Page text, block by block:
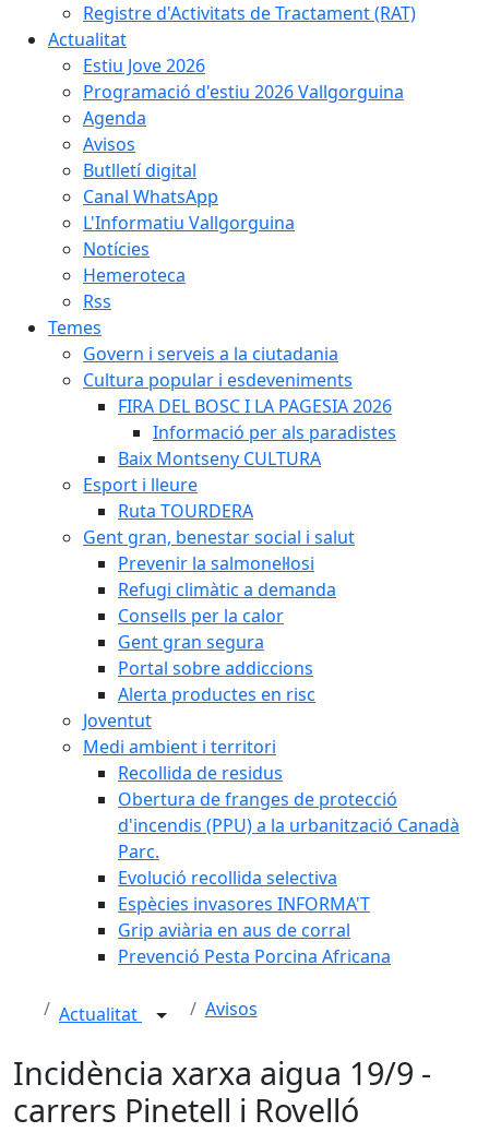
Registre d'Activitats de Tractament (RAT)
Actualitat
Estiu Jove 2026
Programació d'estiu 2026 Vallgorguina
Agenda
Avisos
Butlletí digital
Canal WhatsApp
L'Informatiu Vallgorguina
Notícies
Hemeroteca
Rss
Temes
Govern i serveis a la ciutadania
Cultura popular i esdeveniments
FIRA DEL BOSC I LA PAGESIA 2026
Informació per als paradistes
Baix Montseny CULTURA
Esport i lleure
Ruta TOURDERA
Gent gran, benestar social i salut
Prevenir la salmonel·losi
Refugi climàtic a demanda
Consells per la calor
Gent gran segura
Portal sobre addiccions
Alerta productes en risc
Joventut
Medi ambient i territori
Recollida de residus
Obertura de franges de protecció
d'incendis (PPU) a la urbanització Canadà
Parc.
Evolució recollida selectiva
Espècies invasores INFORMA'T
Grip aviària en aus de corral
Prevenció Pesta Porcina Africana
Actualitat Avisos
Incidència xarxa aigua 19/9 -
carrers Pinetell i Rovelló